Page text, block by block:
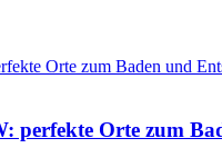
perfekte Orte zum